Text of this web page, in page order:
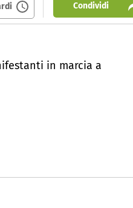
Condividi
in marcia a